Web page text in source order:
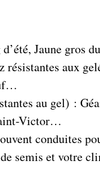
Jaune gros
résistantes aux
au gel) :
Victor…
conduites
semis et votre